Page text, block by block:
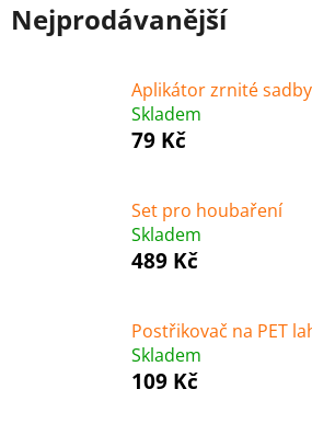
Nejprodávanější
Aplikátor zrnité sadby
Skladem
79 Kč
Set pro houbaření
Skladem
489 Kč
Postřikovač na PET
Skladem
109 Kč